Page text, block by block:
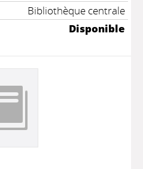
Bibliothèque centrale
Disponible